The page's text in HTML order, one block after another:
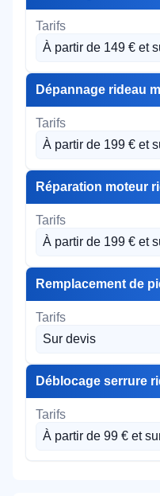
À partir de 149 € et
Dépannage rideau
À partir de 199 € et
Réparation moteur
À partir de 199 € et
Remplacement de
Sur devis
Déblocage serrure
À partir de 99 € et